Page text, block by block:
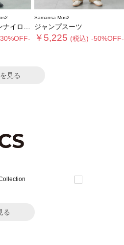
ャンプスーツ
Samansa Mos2
ジャンプスーツ
￥5,225 (税込) -50%OFF-
見る
る